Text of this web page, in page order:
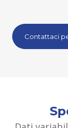
Contattaci